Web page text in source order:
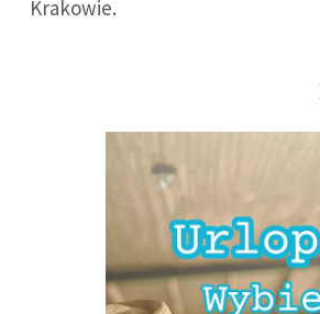
Krakowie.